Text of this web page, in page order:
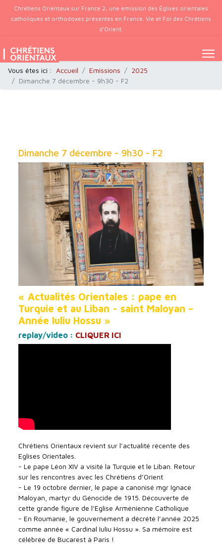
Chrétiens Orientaux sur France 2, une émission des Églises orientales
catholiques et orthodoxes présentes en France. Vie et Foi des Chrétiens
d’Orient.
Vous êtes ici : Accueil Emissions
2025
Dimanche 7 décembre - 9h30 - F2
Dimanche 7 décembre - 9h30 - F2
« Actualités Orientales : pape en
Turquie et au Liban - saint Maloyan –
Année Iuliu Hossu »
replay/video : CLIQUER ICI
Chrétiens Orientaux revient sur l’actualité récente des
Eglises Orientales.
- Le pape Léon XIV a visité la Turquie et le Liban. Retour
sur les rencontres avec les Chrétiens d’Orient
- Le 19 octobre dernier, le pape a canonisé mgr Ignace
Maloyan, martyr du Génocide de 1915. Découverte de
cette grande figure de l’Eglise Arménienne Catholique
- En Roumanie, le gouvernement a décrété l’année 2025
comme année « Cardinal Iuliu Hossu ». Sa mémoire est
célébrée de Bucarest à Paris !